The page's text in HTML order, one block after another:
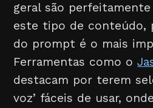
geral são
este tipo de conteúdo,
do prompt é o mais
Ferramentas como o
destacam por terem
voz’ fáceis de usar,